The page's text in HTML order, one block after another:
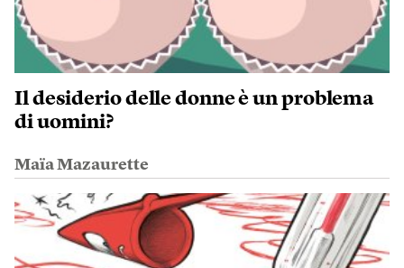
Il desiderio delle donne è un problema
di uomini?
Maïa Mazaurette